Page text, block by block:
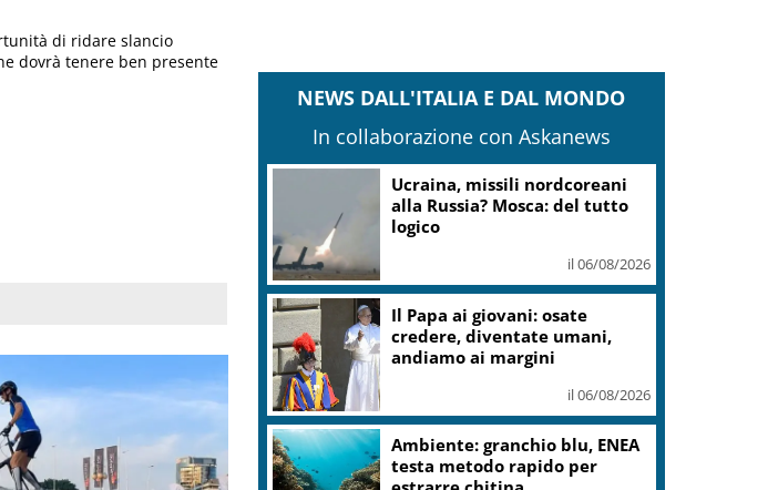
di ridare slancio
dovrà tenere ben presente
NEWS DALL'ITALIA E DAL MONDO
In collaborazione con Askanews
Ucraina, missili nordcoreani
alla Russia? Mosca: del tutto
logico
il 06/08/2026
Il Papa ai giovani: osate
credere, diventate umani,
andiamo ai margini
il 06/08/2026
Ambiente: granchio blu, ENEA
testa metodo rapido per